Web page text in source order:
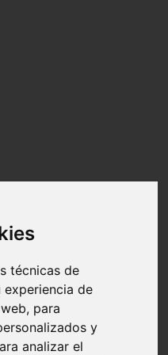
técnicas de
de
para
y
analizar el